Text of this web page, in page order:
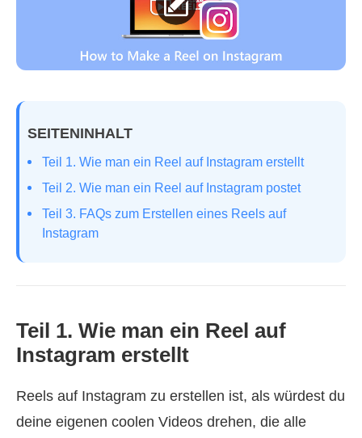
SEITENINHALT
Teil 1. Wie man ein Reel auf Instagram erstellt
Teil 2. Wie man ein Reel auf Instagram postet
Teil 3. FAQs zum Erstellen eines Reels auf
Instagram
Teil 1. Wie man ein Reel auf
Instagram erstellt
Reels auf Instagram zu erstellen ist, als würdest du
deine eigenen coolen Videos drehen, die alle